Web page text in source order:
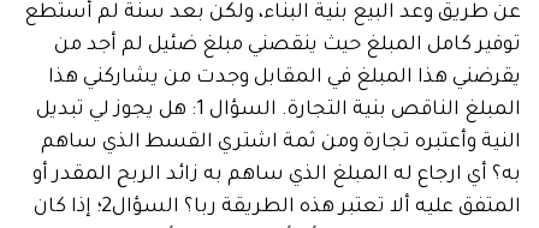
وعد البيع بنية البناء، ولكن بعد سنة لم أستطع
كامل المبلغ حيث ينقصني مبلغ ضئيل لم أجد من
هذا المبلغ في المقابل وجدت من يشاركني هذا
المبلغ الناقص بنية التجارة. السؤال 1: هل يجوز لي تبديل
وأعتبره تجارة ومن ثمة اشتري القسط الذي ساهم
ارجاع له المبلغ الذي ساهم به زائد الربح المقدر أو
المتفق عليه ألا تعتبر هذه الطريقة ربا؟ السؤال2؛ إذا كان